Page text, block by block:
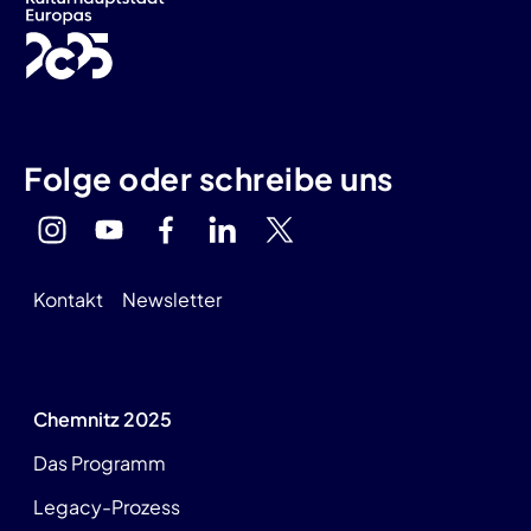
Folge oder schreibe uns
Kontakt Newsletter
Chemnitz 2025
Das Programm
Legacy-Prozess